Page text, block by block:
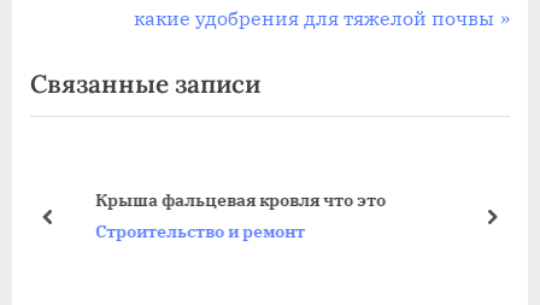
записям
д
ы
щ
С
е
д
какие удобрения для тяжелой почвы
Связанные записи
Крыша фальцевая кровля что это
Строительство и ремонт
пред